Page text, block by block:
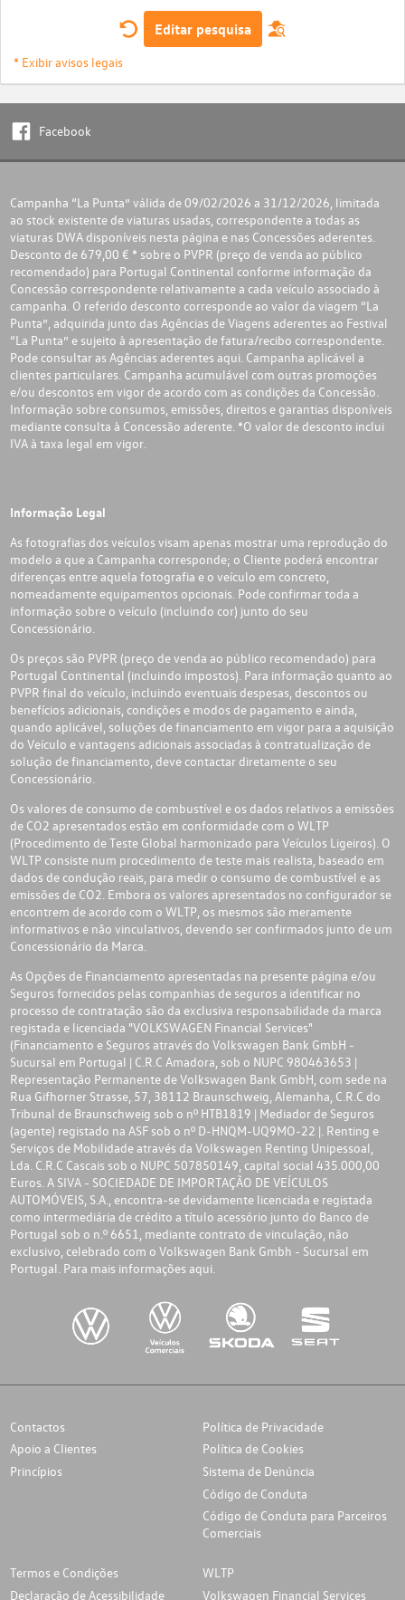
Editar pesquisa
* Exibir avisos legais
Facebook
Campanha “La Punta” válida de 09/02/2026 a 31/12/2026, limitada
ao stock existente de viaturas usadas, correspondente a todas as
viaturas DWA disponíveis nesta página e nas Concessões aderentes.
Desconto de 679,00 € * sobre o PVPR (preço de venda ao público
recomendado) para Portugal Continental conforme informação da
Concessão correspondente relativamente a cada veículo associado à
campanha. O referido desconto corresponde ao valor da viagem “La
Punta”, adquirida junto das Agências de Viagens aderentes ao Festival
“La Punta” e sujeito à apresentação de fatura/recibo correspondente.
Pode consultar as Agências aderentes aqui. Campanha aplicável a
clientes particulares. Campanha acumulável com outras promoções
e/ou descontos em vigor de acordo com as condições da Concessão.
Informação sobre consumos, emissões, direitos e garantias disponíveis
mediante consulta à Concessão aderente. *O valor de desconto inclui
IVA à taxa legal em vigor.
Informação Legal
As fotografias dos veículos visam apenas mostrar uma reprodução do
modelo a que a Campanha corresponde; o Cliente poderá encontrar
diferenças entre aquela fotografia e o veículo em concreto,
nomeadamente equipamentos opcionais. Pode confirmar toda a
informação sobre o veículo (incluindo cor) junto do seu
Concessionário.
Os preços são PVPR (preço de venda ao público recomendado) para
Portugal Continental (incluindo impostos). Para informação quanto ao
PVPR final do veículo, incluindo eventuais despesas, descontos ou
benefícios adicionais, condições e modos de pagamento e ainda,
quando aplicável, soluções de financiamento em vigor para a aquisição
do Veículo e vantagens adicionais associadas à contratualização de
solução de financiamento, deve contactar diretamente o seu
Concessionário.
Os valores de consumo de combustível e os dados relativos a emissões
de CO2 apresentados estão em conformidade com o WLTP
(Procedimento de Teste Global harmonizado para Veículos Ligeiros). O
WLTP consiste num procedimento de teste mais realista, baseado em
dados de condução reais, para medir o consumo de combustível e as
emissões de CO2. Embora os valores apresentados no configurador se
encontrem de acordo com o WLTP, os mesmos são meramente
informativos e não vinculativos, devendo ser confirmados junto de um
Concessionário da Marca.
As Opções de Financiamento apresentadas na presente página e/ou
Seguros fornecidos pelas companhias de seguros a identificar no
processo de contratação são da exclusiva responsabilidade da marca
registada e licenciada "VOLKSWAGEN Financial Services"
(Financiamento e Seguros através do Volkswagen Bank GmbH -
Sucursal em Portugal | C.R.C Amadora, sob o NUPC 980463653 |
Representação Permanente de Volkswagen Bank GmbH, com sede na
Rua Gifhorner Strasse, 57, 38112 Braunschweig, Alemanha, C.R.C do
Tribunal de Braunschweig sob o nº HTB1819 | Mediador de Seguros
(agente) registado na ASF sob o nº D-HNQM-UQ9MO-22 |. Renting e
Serviços de Mobilidade através da Volkswagen Renting Unipessoal,
Lda. C.R.C Cascais sob o NUPC 507850149, capital social 435.000,00
Euros. A SIVA - SOCIEDADE DE IMPORTAÇÃO DE VEÍCULOS
AUTOMÓVEIS, S.A., encontra-se devidamente licenciada e registada
como intermediária de crédito a título acessório junto do Banco de
Portugal sob o n.º 6651, mediante contrato de vinculação, não
exclusivo, celebrado com o Volkswagen Bank Gmbh - Sucursal em
Portugal. Para mais informações aqui.
Contactos
Apoio a Clientes
Princípios
Política de Privacidade
Política de Cookies
Sistema de Denúncia
Código de Conduta
Código de Conduta para Parceiros
Comerciais
Termos e Condições
Declaração de Acessibilidade
WLTP
Volkswagen Financial Services